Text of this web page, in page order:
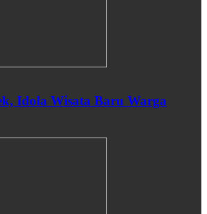
Idola Wisata Baru Warga